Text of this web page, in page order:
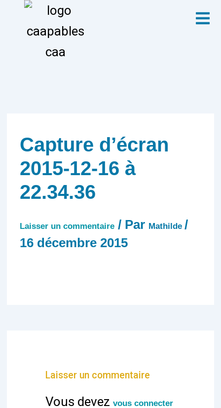
contenu
Menu
Capture d’écran
2015-12-16 à
22.34.36
Laisser un commentaire / Par Mathilde/
16 décembre 2015
Laisser un commentaire
Vous devezvous connecter